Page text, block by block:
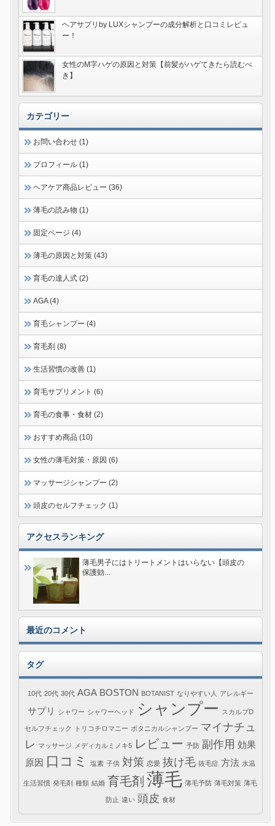
ヘアサプリby LUXシャンプーの成分解析と口コミレビュ
ー！
女性のM字ハゲの原因と対策【前髪がハゲてきたら読むべ
き】
カテゴリー
お問い合わせ (1)
プロフィール (1)
ヘアケア商品レビュー (36)
薄毛の読み物 (1)
固定ページ (4)
薄毛の原因と対策 (43)
育毛の達人式 (2)
AGA (4)
育毛シャンプー (4)
育毛剤 (8)
生活習慣の改善 (1)
育毛サプリメント (6)
育毛の食事・食材 (2)
おすすめ商品 (10)
女性の薄毛対策・原因 (6)
マッサージシャンプー (2)
頭皮のセルフチェック (1)
アクセスランキング
薄毛男子にはトリートメントはいらない【頭皮の
保護効...
最近のコメント
タグ
10代 20代 30代 AGA BOSTON BOTANIST なりやすい人 アレルギー
サプリ シャワー シャワーヘッド シャンプー スカルプD
セルフチェック トリコチロマニー ボタニカルシャンプー マイナチュ
レ マッサージ メディカルミノキ5 レビュー 予防 副作用 効果
原因 口コミ 塩素 子供 対策 恋愛 抜け毛 抜毛症 方法 水温
生活習慣 発毛剤 種類 結婚 育毛剤 薄毛 薄毛予防 薄毛対策 薄毛
防止 違い 頭皮 食材